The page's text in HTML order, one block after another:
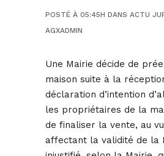
POSTÉ À 05:45H DANS ACTU
AGXADMIN
Une Mairie décide de
maison suite à la
déclaration d’intention
les propriétaires de la
de finaliser la vente, au
affectant la validité de la